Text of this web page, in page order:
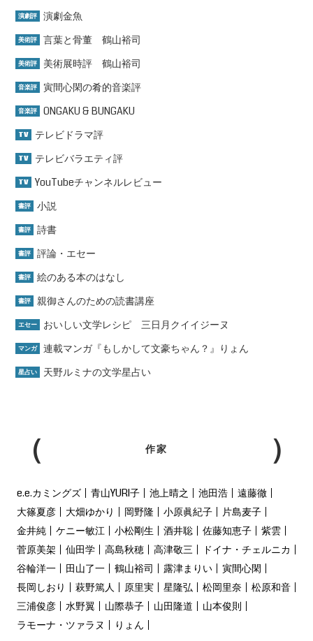
演劇評 演劇金魚
美術評 言葉と骨董 鶴山裕司
美術評 美術展時評 鶴山裕司
音楽評 寅間心閑の肴的音楽評
音楽評 ONGAKU & BUNGAKU
TV テレビドラマ評
TV テレビバラエティ評
TV YouTubeチャンネルレビュー
書評 小説
書評 詩書
書評 評論・エセー
書評 絵のある本のはなし
書評 親御さんのための読書講座
エセー おいしい文学レシピ 三日月クイイジーヌ
マンガ 連載マンガ『もしかして文豪ちゃん？』りょん
星占い 天野ルミナの文学星占い
作家
e.e.カミングズ 青山YURI子 池上晴之 池田浩
遠藤徹
大篠夏彦
大畑ゆかり 岡野隆 小原眞紀子
片島麦子
金井純
ケニー敏江 小松剛生 酒井聡 佐藤知恵子
紫雲
菅原美架
仙田学 高島秋穂 高津敬三
ドイナ・チェルニカ
谷輪洋一
田山了一 鶴山裕司 露津まりい
寅間心閑
長岡しおり
萩野篤人 原里実 星隆弘 松岡里奈
松原和音
三浦俊彦
水野翼 山際恭子 山田隆道
山本俊則
ラモーナ・ツァラヌ
りょん